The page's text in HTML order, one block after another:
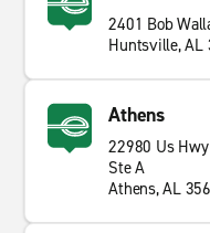
2401 Bob
Huntsville, AL
Athens
22980 Us
Ste A
Athens, AL